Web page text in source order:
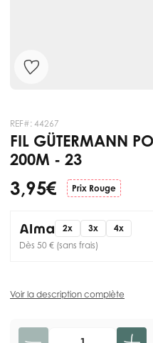
REF#: 44267
FIL GÜTERMANN
200M - 23
3,95 € Prix Rouge
2x 3x
4x
Dès 50 € (sans frais)
Voir la description complète
Quantité